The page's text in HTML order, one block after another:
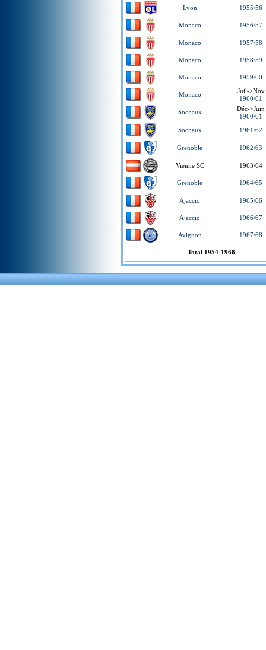
Lyon 1955/56
Monaco 1956/57
Monaco 1957/58
Monaco 1958/59
Monaco 1959/60
Monaco
Juil->Nov
1960/61
Sochaux
Déc->Juin
1960/61
Sochaux
1961/62
Grenoble 1962/63
Vienne SC 1963/64
Grenoble 1964/65
Ajaccio 1965/66
Ajaccio 1966/67
Avignon 1967/68
Total 1954-1968